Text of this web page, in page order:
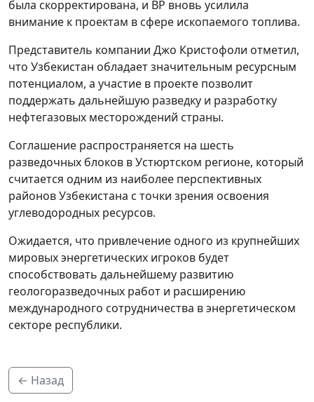
была скорректирована, и BP вновь усилила
внимание к проектам в сфере ископаемого топлива.
Представитель компании Джо Кристофоли отметил,
что Узбекистан обладает значительным ресурсным
потенциалом, а участие в проекте позволит
поддержать дальнейшую разведку и разработку
нефтегазовых месторождений страны.
Соглашение распространяется на шесть
разведочных блоков в Устюртском регионе, который
считается одним из наиболее перспективных
районов Узбекистана с точки зрения освоения
углеводородных ресурсов.
Ожидается, что привлечение одного из крупнейших
мировых энергетических игроков будет
способствовать дальнейшему развитию
геологоразведочных работ и расширению
международного сотрудничества в энергетическом
секторе республики.
← Назад